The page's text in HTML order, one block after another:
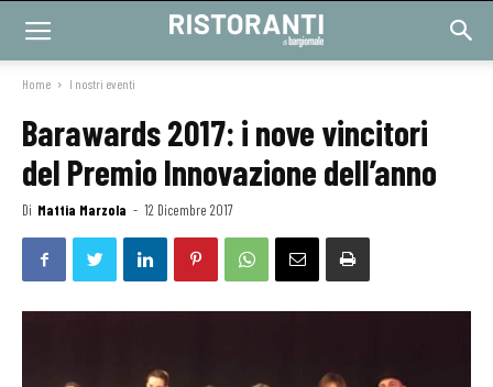
Home I nostri eventi
Barawards 2017: i nove vincitori
del Premio Innovazione dell’anno
Di Mattia Marzola - 12 Dicembre 2017